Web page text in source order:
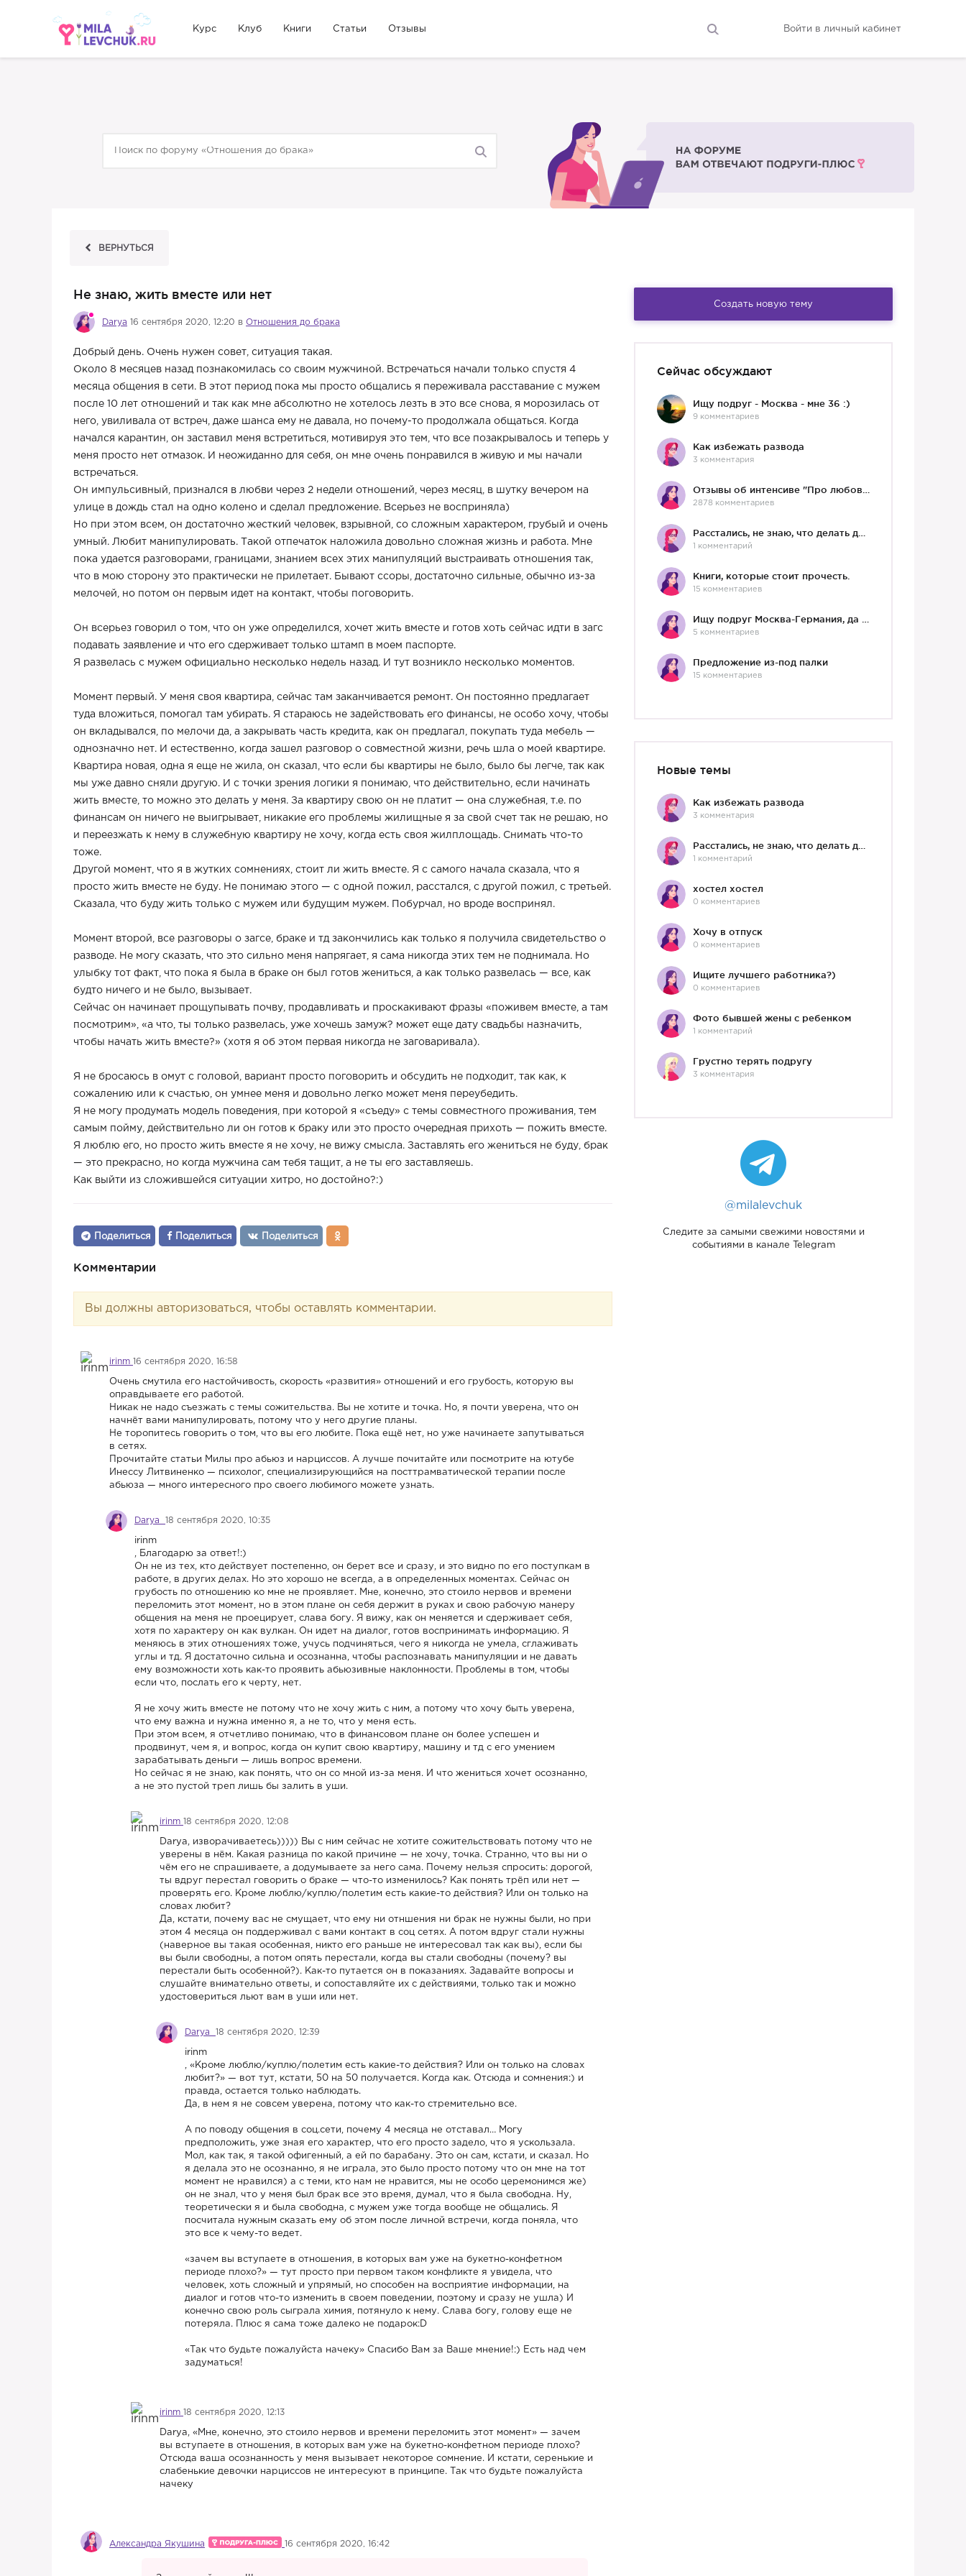
Курс Клуб Книги Статьи Отзывы Войти в личный кабинет
ВЕРНУТЬСЯ
Не знаю, жить вместе или нет
Darya 16 сентября 2020, 12:20 в Отношения до брака
Добрый день. Очень нужен совет, ситуация такая.
Около 8 месяцев назад познакомилась со своим мужчиной. Встречаться начали только спустя 4
месяца общения в сети. В этот период пока мы просто общались я переживала расставание с мужем
после 10 лет отношений и так как мне абсолютно не хотелось лезть в это все снова, я морозилась от
него, увиливала от встреч, даже шанса ему не давала, но почему-то продолжала общаться. Когда
начался карантин, он заставил меня встретиться, мотивируя это тем, что все позакрывалось и теперь у
меня просто нет отмазок. И неожиданно для себя, он мне очень понравился в живую и мы начали
встречаться.
Он импульсивный, признался в любви через 2 недели отношений, через месяц, в шутку вечером на
улице в дождь стал на одно колено и сделал предложение. Всерьез не восприняла)
Но при этом всем, он достаточно жесткий человек, взрывной, со сложным характером, грубый и очень
умный. Любит манипулировать. Такой отпечаток наложила довольно сложная жизнь и работа. Мне
пока удается разговорами, границами, знанием всех этих манипуляций выстраивать отношения так,
что в мою сторону это практически не прилетает. Бывают ссоры, достаточно сильные, обычно из-за
мелочей, но потом он первым идет на контакт, чтобы поговорить.
Он всерьез говорил о том, что он уже определился, хочет жить вместе и готов хоть сейчас идти в загс
подавать заявление и что его сдерживает только штамп в моем паспорте.
Я развелась с мужем официально несколько недель назад. И тут возникло несколько моментов.
Момент первый. У меня своя квартира, сейчас там заканчивается ремонт. Он постоянно предлагает
туда вложиться, помогал там убирать. Я стараюсь не задействовать его финансы, не особо хочу, чтобы
он вкладывался, по мелочи да, а закрывать часть кредита, как он предлагал, покупать туда мебель —
однозначно нет. И естественно, когда зашел разговор о совместной жизни, речь шла о моей квартире.
Квартира новая, одна я еще не жила, он сказал, что если бы квартиры не было, было бы легче, так как
мы уже давно сняли другую. И с точки зрения логики я понимаю, что действительно, если начинать
жить вместе, то можно это делать у меня. За квартиру свою он не платит — она служебная, т.е. по
финансам он ничего не выигрывает, никакие его проблемы жилищные я за свой счет так не решаю, но
и переезжать к нему в служебную квартиру не хочу, когда есть своя жилплощадь. Снимать что-то
тоже.
Другой момент, что я в жутких сомнениях, стоит ли жить вместе. Я с самого начала сказала, что я
просто жить вместе не буду. Не понимаю этого — с одной пожил, расстался, с другой пожил, с третьей.
Сказала, что буду жить только с мужем или будущим мужем. Побурчал, но вроде воспринял.
Момент второй, все разговоры о загсе, браке и тд закончились как только я получила свидетельство о
разводе. Не могу сказать, что это сильно меня напрягает, я сама никогда этих тем не поднимала. Но
улыбку тот факт, что пока я была в браке он был готов жениться, а как только развелась — все, как
будто ничего и не было, вызывает.
Сейчас он начинает прощупывать почву, продавливать и проскакивают фразы «поживем вместе, а там
посмотрим», «а что, ты только развелась, уже хочешь замуж? может еще дату свадьбы назначить,
чтобы начать жить вместе?» (хотя я об этом первая никогда не заговаривала).
Я не бросаюсь в омут с головой, вариант просто поговорить и обсудить не подходит, так как, к
сожалению или к счастью, он умнее меня и довольно легко может меня переубедить.
Я не могу продумать модель поведения, при которой я «съеду» с темы совместного проживания, тем
самым пойму, действительно ли он готов к браку или это просто очередная прихоть — пожить вместе.
Я люблю его, но просто жить вместе я не хочу, не вижу смысла. Заставлять его жениться не буду, брак
— это прекрасно, но когда мужчина сам тебя тащит, а не ты его заставляешь.
Как выйти из сложившейся ситуации хитро, но достойно?:)
Поделиться Поделиться Поделиться
Комментарии
Вы должны авторизоваться, чтобы оставлять комментарии.
irinm 16 сентября 2020, 16:58
Очень смутила его настойчивость, скорость «развития» отношений и его грубость, которую вы
оправдываете его работой.
Никак не надо съезжать с темы сожительства. Вы не хотите и точка. Но, я почти уверена, что он
начнёт вами манипулировать, потому что у него другие планы.
Не торопитесь говорить о том, что вы его любите. Пока ещё нет, но уже начинаете запутываться
в сетях.
Прочитайте статьи Милы про абьюз и нарциссов. А лучше почитайте или посмотрите на ютубе
Инессу Литвиненко — психолог, специализирующийся на посттрамватической терапии после
абьюза — много интересного про своего любимого можете узнать.
Darya 18 сентября 2020, 10:35
irinm
, Благодарю за ответ!:)
Он не из тех, кто действует постепенно, он берет все и сразу, и это видно по его поступкам в
работе, в других делах. Но это хорошо не всегда, а в определенных моментах. Сейчас он
грубость по отношению ко мне не проявляет. Мне, конечно, это стоило нервов и времени
переломить этот момент, но в этом плане он себя держит в руках и свою рабочую манеру
общения на меня не проецирует, слава богу. Я вижу, как он меняется и сдерживает себя,
хотя по характеру он как вулкан. Он идет на диалог, готов воспринимать информацию. Я
меняюсь в этих отношениях тоже, учусь подчиняться, чего я никогда не умела, сглаживать
углы и тд. Я достаточно сильна и осознанна, чтобы распознавать манипуляции и не давать
ему возможности хоть как-то проявить абьюзивные наклонности. Проблемы в том, чтобы
если что, послать его к черту, нет.
Я не хочу жить вместе не потому что не хочу жить с ним, а потому что хочу быть уверена,
что ему важна и нужна именно я, а не то, что у меня есть.
При этом всем, я отчетливо понимаю, что в финансовом плане он более успешен и
продвинут, чем я, и вопрос, когда он купит свою квартиру, машину и тд с его умением
зарабатывать деньги — лишь вопрос времени.
Но сейчас я не знаю, как понять, что он со мной из-за меня. И что жениться хочет осознанно,
а не это пустой треп лишь бы залить в уши.
irinm 18 сентября 2020, 12:08
Darya, изворачиваетесь))))) Вы с ним сейчас не хотите сожительствовать потому что не
уверены в нём. Какая разница по какой причине — не хочу, точка. Странно, что вы ни о
чём его не спрашиваете, а додумываете за него сама. Почему нельзя спросить: дорогой,
ты вдруг перестал говорить о браке — что-то изменилось? Как понять трёп или нет —
проверять его. Кроме люблю/куплю/полетим есть какие-то действия? Или он только на
словах любит?
Да, кстати, почему вас не смущает, что ему ни отншения ни брак не нужны были, но при
этом 4 месяца он поддерживал с вами контакт в соц сетях. А потом вдруг стали нужны
(наверное вы такая особенная, никто его раньше не интересовал так как вы), если бы
вы были свободны, а потом опять перестали, когда вы стали свободны (почему? вы
перестали быть особенной?). Как-то путается он в показаниях. Задавайте вопросы и
слушайте внимательно ответы, и сопоставляйте их с действиями, только так и можно
удостовериться льют вам в уши или нет.
Darya 18 сентября 2020, 12:39
irinm
, «Кроме люблю/куплю/полетим есть какие-то действия? Или он только на словах
любит?» — вот тут, кстати, 50 на 50 получается. Когда как. Отсюда и сомнения:) и
правда, остается только наблюдать.
Да, в нем я не совсем уверена, потому что как-то стремительно все.
А по поводу общения в соц.сети, почему 4 месяца не отставал… Могу
предположить, уже зная его характер, что его просто задело, что я ускользала.
Мол, как так, я такой офигенный, а ей по барабану. Это он сам, кстати, и сказал. Но
я делала это не осознанно, я не играла, это было просто потому что он мне на тот
момент не нравился) а с теми, кто нам не нравится, мы не особо церемонимся же)
он не знал, что у меня был брак все это время, думал, что я была свободна. Ну,
теоретически я и была свободна, с мужем уже тогда вообще не общались. Я
посчитала нужным сказать ему об этом после личной встречи, когда поняла, что
это все к чему-то ведет.
«зачем вы вступаете в отношения, в которых вам уже на букетно-конфетном
периоде плохо?» — тут просто при первом таком конфликте я увидела, что
человек, хоть сложный и упрямый, но способен на восприятие информации, на
диалог и готов что-то изменить в своем поведении, поэтому и сразу не ушла) И
конечно свою роль сыграла химия, потянуло к нему. Слава богу, голову еще не
потеряла. Плюс я сама тоже далеко не подарок:D
«Так что будьте пожалуйста начеку» Спасибо Вам за Ваше мнение!:) Есть над чем
задуматься!
irinm 18 сентября 2020, 12:13
Darya, «Мне, конечно, это стоило нервов и времени переломить этот момент» — зачем
вы вступаете в отношения, в которых вам уже на букетно-конфетном периоде плохо?
Отсюда ваша осознанность у меня вызывает некоторое сомнение. И кстати, серенькие и
слабенькие девочки нарциссов не интересуют в принципе. Так что будьте пожалуйста
начеку
Александра Якушина 16 сентября 2020, 16:42
Создать новую тему
Сейчас обсуждают
Ищу подруг - Москва - мне 36 :)
9 комментариев
Как избежать развода
3 комментария
2878 комментариев
1 комментарий
Книги, которые стоит прочесть.
15 комментариев
5 комментариев
Предложение из-под палки
15 комментариев
Новые темы
Как избежать развода
3 комментария
1 комментарий
хостел хостел
0 комментариев
Хочу в отпуск
0 комментариев
Ищите лучшего работника?)
0 комментариев
Фото бывшей жены с ребенком
1 комментарий
Грустно терять подругу
3 комментария
@milalevchuk
Следите за самыми свежими новостями и
событиями в канале Telegram